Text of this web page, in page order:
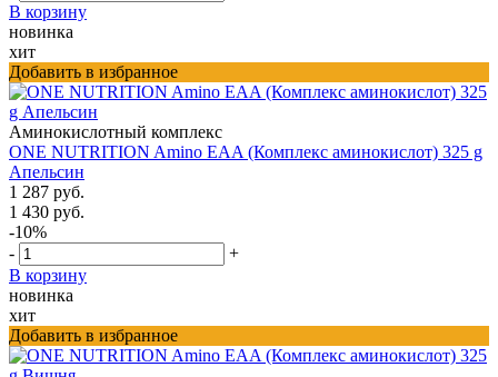
В корзину
новинка
хит
Добавить в избранное
Аминокислотный комплекс
ONE NUTRITION Amino EAA (Комплекс аминокислот) 325 g
Апельсин
1 287 руб.
1 430 руб.
-10%
-
+
В корзину
новинка
хит
Добавить в избранное